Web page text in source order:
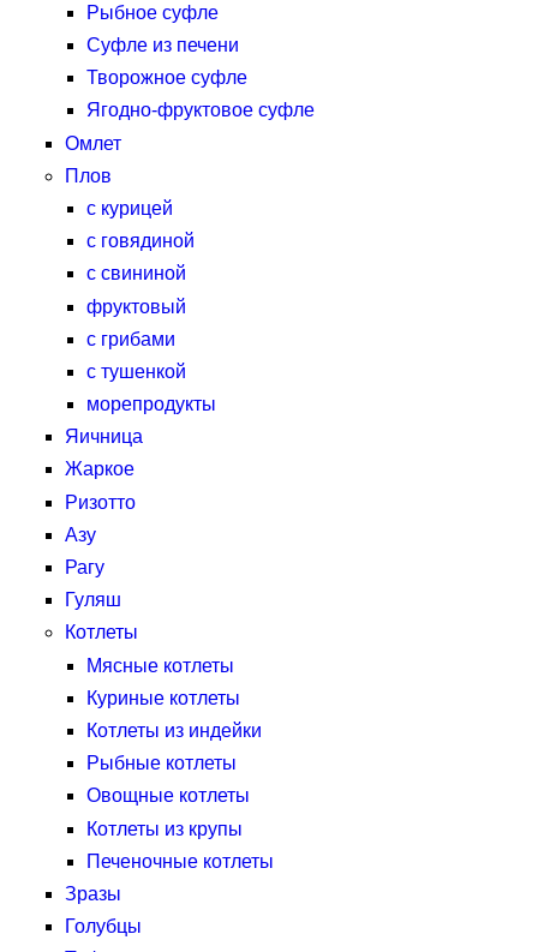
Рыбное суфле
Суфле из печени
Творожное суфле
Ягодно-фруктовое суфле
Омлет
Плов
с курицей
с говядиной
с свининой
фруктовый
с грибами
с тушенкой
морепродукты
Яичница
Жаркое
Ризотто
Азу
Рагу
Гуляш
Котлеты
Мясные котлеты
Куриные котлеты
Котлеты из индейки
Рыбные котлеты
Овощные котлеты
Котлеты из крупы
Печеночные котлеты
Зразы
Голубцы